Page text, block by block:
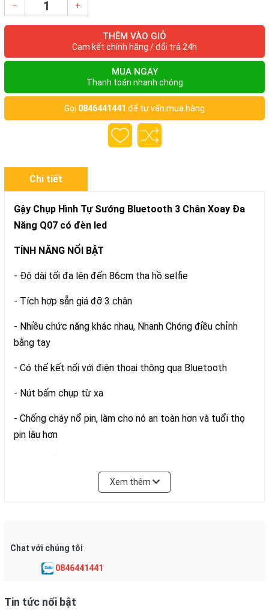
– +
THÊM VÀO GIỎ
Cam kết chính hãng / đổi trả 24h
MUA NGAY
Thanh toán nhanh chóng
Gọi 0846441441 để tư vấn mua hàng
Chi tiết
Gậy Chụp Hình Tự Sướng Bluetooth 3 Chân Xoay Đa
Năng Q07 có đèn led
TÍNH NĂNG NỔI BẬT
- Độ dài tối đa lên đến 86cm tha hồ selfie
- Tích hợp sẵn giá đỡ 3 chân
- Nhiều chức năng khác nhau, Nhanh Chóng điều chỉnh
bằng tay
- Có thể kết nối với điện thoại thông qua Bluetooth
- Nút bấm chụp từ xa
- Chống cháy nổ pin, làm cho nó an toàn hơn và tuổi thọ
pin lâu hơn
1. Bấm và giữ nút điều khiển từ xa để bật điều khiển từ
"..." và kết nối.
3. Sau khi ghép nối và kết nối, hãy mở phần mềm camera
4. Đặt tư thế và bấm nút chụp của điều khiển từ xa để
Xem thêm
Chat với chúng tôi
0846441441
Tin tức nổi bật